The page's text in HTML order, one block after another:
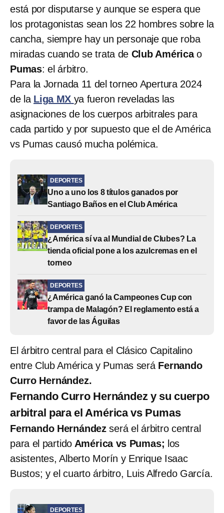
está por disputarse y aunque se espera que
los protagonistas sean los 22 hombres sobre la
cancha, siempre hay un personaje que roba
miradas cuando se trata de Club Américao
Pumas: el árbitro.
Para la Jornada 11 del torneo Apertura 2024
de la Liga MX ya fueron reveladas las
asignaciones de los cuerpos arbitrales para
cada partido y por supuesto que el de América
vs Pumas causó mucha polémica.
DEPORTES
Uno a uno los 8 títulos ganados por
Santiago Baños en el Club América
DEPORTES
¿América sí va al Mundial de Clubes? La
tienda oficial pone a los azulcremas en el
torneo
DEPORTES
¿América ganó la Campeones Cup con
trampa de Malagón? El reglamento está a
favor de las Águilas
El árbitro central para el Clásico Capitalino
entre Club América y Pumas será Fernando
Curro Hernández.
Fernando Curro Hernández y su cuerpo
arbitral para el América vs Pumas
Fernando Hernándezserá el árbitro central
para el partido América vs Pumas; los
asistentes, Alberto Morín y Enrique Isaac
Bustos; y el cuarto árbitro, Luis Alfredo García.
DEPORTES